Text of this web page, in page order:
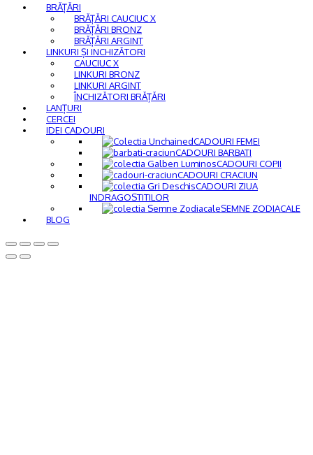
BRĂȚĂRI
BRĂȚĂRI CAUCIUC X
BRĂȚĂRI BRONZ
BRĂȚĂRI ARGINT
LINKURI ȘI INCHIZĂTORI
CAUCIUC X
LINKURI BRONZ
LINKURI ARGINT
ÎNCHIZĂTORI BRĂȚĂRI
LANȚURI
CERCEI
IDEI CADOURI
CADOURI FEMEI
CADOURI BARBATI
CADOURI COPII
CADOURI CRACIUN
CADOURI ZIUA
INDRAGOSTITILOR
SEMNE ZODIACALE
BLOG